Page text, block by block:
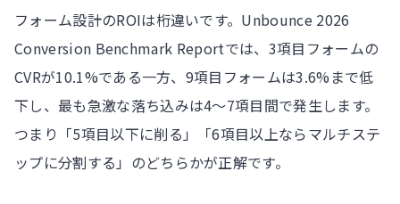
フォーム設計のROIは桁違いです。Unbounce 2026
Conversion Benchmark Reportでは、3項目フォームの
CVRが10.1%である一方、9項目フォームは3.6%まで低
下し、最も急激な落ち込みは4〜7項目間で発生します。
つまり「5項目以下に削る」「6項目以上ならマルチステ
ップに分割する」のどちらかが正解です。